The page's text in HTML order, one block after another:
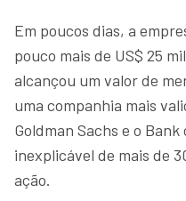
Em poucos dias, a
pouco mais de US$ 25
alcançou um valor de
uma companhia mais
Goldman Sachs e o
inexplicável de mais de
ação.